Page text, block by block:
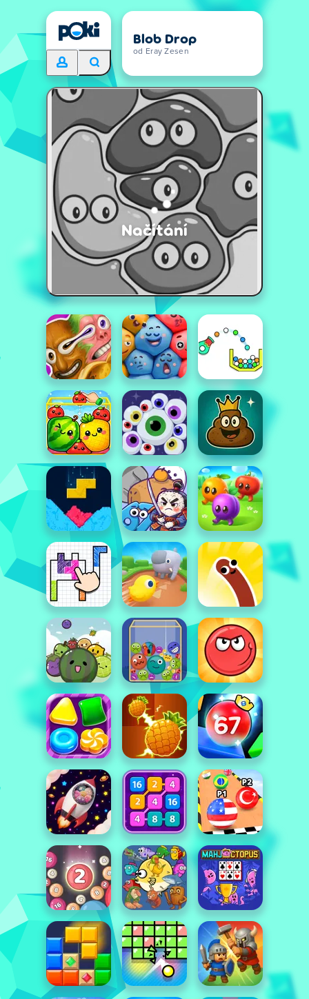
Blob Drop
od Eray Zesen
Načítání